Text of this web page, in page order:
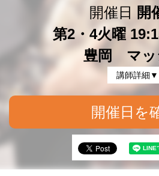
開催日
開
第2・4火曜
豊岡 マッ
講師詳細▼
開催日を